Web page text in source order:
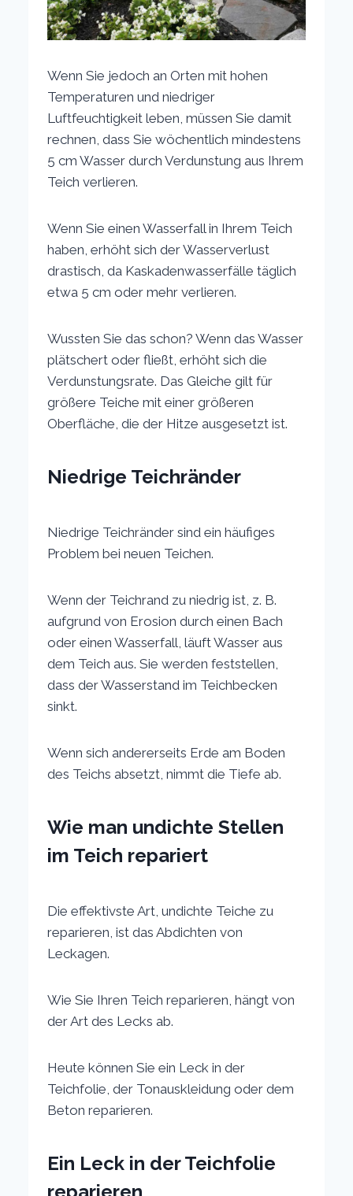
Wenn Sie jedoch an Orten mit hohen
Temperaturen und niedriger
Luftfeuchtigkeit leben, müssen Sie damit
rechnen, dass Sie wöchentlich mindestens
5 cm Wasser durch Verdunstung aus Ihrem
Teich verlieren.
Wenn Sie einen Wasserfall in Ihrem Teich
haben, erhöht sich der Wasserverlust
drastisch, da Kaskadenwasserfälle täglich
etwa 5 cm oder mehr verlieren.
Wussten Sie das schon? Wenn das Wasser
plätschert oder fließt, erhöht sich die
Verdunstungsrate. Das Gleiche gilt für
größere Teiche mit einer größeren
Oberfläche, die der Hitze ausgesetzt ist.
Niedrige Teichränder
Niedrige Teichränder sind ein häufiges
Problem bei neuen Teichen.
Wenn der Teichrand zu niedrig ist, z. B.
aufgrund von Erosion durch einen Bach
oder einen Wasserfall, läuft Wasser aus
dem Teich aus. Sie werden feststellen,
dass der Wasserstand im Teichbecken
sinkt.
Wenn sich andererseits Erde am Boden
des Teichs absetzt, nimmt die Tiefe ab.
Wie man undichte Stellen
im Teich repariert
Die effektivste Art, undichte Teiche zu
reparieren, ist das Abdichten von
Leckagen.
Wie Sie Ihren Teich reparieren, hängt von
der Art des Lecks ab.
Heute können Sie ein Leck in der
Teichfolie, der Tonauskleidung oder dem
Beton reparieren.
Ein Leck in der Teichfolie